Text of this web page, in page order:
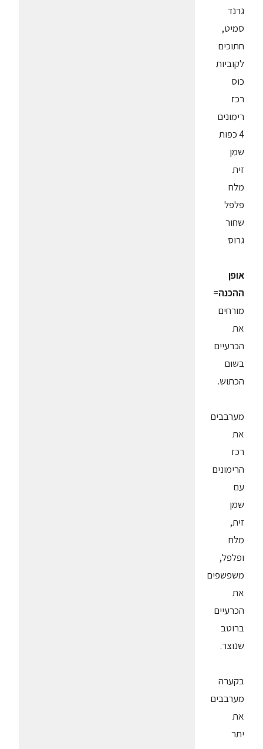
גרנד
סמיט,
חתוכים
לקוביות
כוס
רכז
רימונים
4 כפות
שמן
זית
מלח
פלפל
שחור
גרוס
אופן
ההכנה=
מורחים
את
הכרעיים
בשום
הכתוש.
מערבבים
את
רכז
הרימונים
עם
שמן
זית,
מלח
ופלפל,
משפשפים
את
הכרעיים
ברוטב
שנוצר.
בקערה
מערבבים
את
יתר